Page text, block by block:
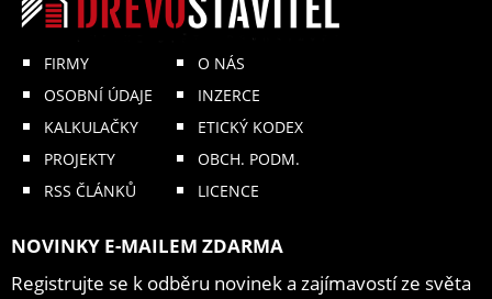
FIRMY
OSOBNÍ ÚDAJE
KALKULAČKY
PROJEKTY
RSS ČLÁNKŮ
O NÁS
INZERCE
ETICKÝ KODEX
OBCH. PODM.
LICENCE
NOVINKY E-MAILEM ZDARMA
Registrujte se k odběru novinek a zajímavostí ze světa